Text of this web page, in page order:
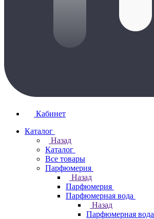
Кабинет
Каталог
Назад
Каталог
Все товары
Парфюмерия
Назад
Парфюмерия
Парфюмерная вода
Назад
Парфюмерная вода